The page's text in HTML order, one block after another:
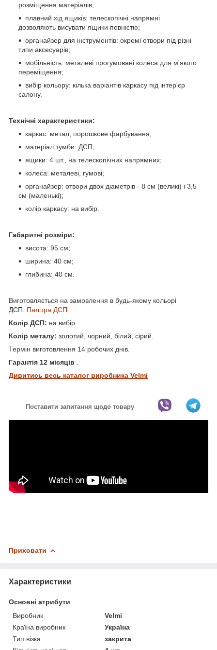
розміщення матеріалів;
плавний хід ящиків: телескопічні напрямні
дозволяють висувати ящики повністю;
органайзер для інструментів: окремі отвори під різні
типи аксесуарів;
мобільність: металеві прогумовані колеса для м'якого
переміщення;
вибір кольору: кілька варіантів каркасу під інтер'єр
салону.
Технічні характеристики:
каркас: метал, порошкове фарбування;
матеріал тумби: ДСП;
ящики: 4 шт., на телескопічних напрямних;
колеса: металеві, гумові;
органайзер: отвори двох діаметрів - 8 см (великі) і 3,5
см (маленькі);
колір каркасу: на вибір.
Габаритні розміри:
висота: 95 см;
ширина: 40 см;
глибина: 40 см.
Виготовляється на замовлення в будь-якому кольорі
ДСП. Палітра ДСП.
Колір ДСП: на вибір.
Колір металу: золотий, чорний, білий, сірий.
Термін виготовлення 14 робочих днів.
Гарантія 12 місяців
Дивитись весь каталог виробника Velmi
Поставити запитання щодо товару
Приховати
Характеристики
Основні атрибути
Виробник
Velmi
Країна виробник
Україна
Тип візка
закрита